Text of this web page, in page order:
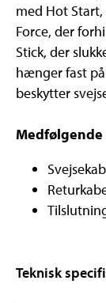
med Hot
Force, der
Stick, der
hænger fast
beskytter
Medfølgende
Teknisk